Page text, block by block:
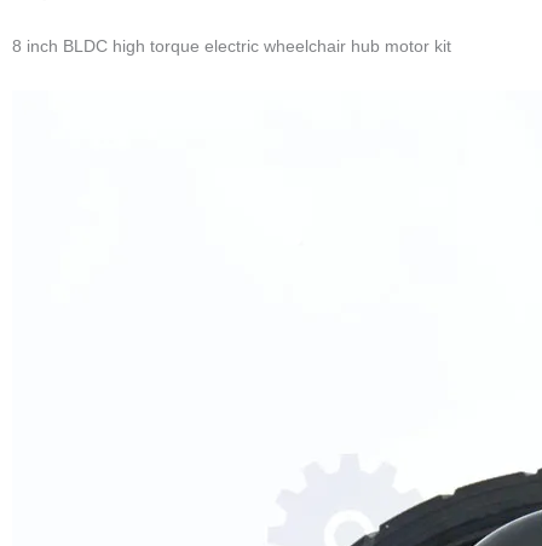
8 inch BLDC high torque electric wheelchair hub motor kit